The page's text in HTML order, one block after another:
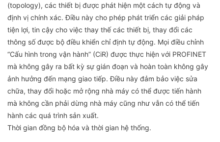
(topology), các thiết bị được phát hiện một cách tự động và
định vị chính xác. Điều này cho phép phát triển các giải pháp
tiện lợi, tin cậy cho việc thay thế các thiết bị, thay đổi các
thông số được bộ điều khiển chỉ định tự động. Mọi điều chỉnh
“Cấu hình trong vận hành” (CiR) được thực hiện với PROFINET
mà không gây ra bất kỳ sự gián đoạn và hoàn toàn không gây
ảnh hưởng đến mạng giao tiếp. Điều này đảm bảo việc sửa
chữa, thay đổi hoặc mở rộng nhà máy có thể được tiến hành
mà không cần phải dừng nhà máy cũng như vẫn có thể tiến
hành các quá trình sản xuất.
Thời gian đồng bộ hóa và thời gian hệ thống.